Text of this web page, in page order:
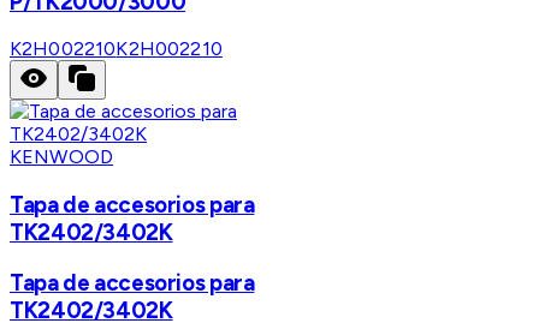
K2H002210K2H002210
KENWOOD
Tapa de accesorios para
TK2402/3402K
Tapa de accesorios para
TK2402/3402K